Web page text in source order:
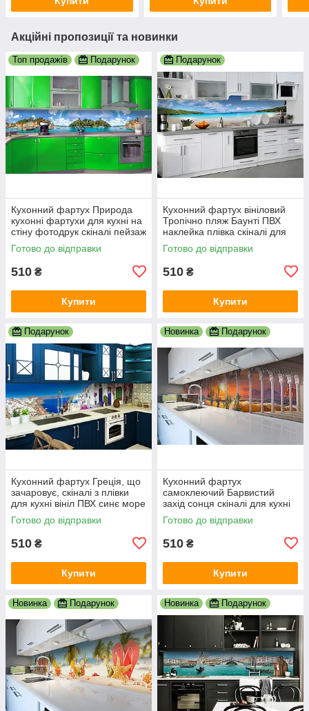
Акційні пропозиції та новинки
Топ продажів Подарунок
Кухонний фартух Природа
кухонні фартухи для кухні на
стіну фотодрук скіналі пейзаж
600х2000 мм
Готово до відправки
510 ₴
Купити
Подарунок
Кухонний фартух вініловий
Тропічно пляж Баунті ПВХ
наклейка плівка скіналі для
кухні блакитний 600х2000 мм
Готово до відправки
510 ₴
Купити
Подарунок
Кухонний фартух Греція, що
зачаровує, скіналі з плівки
для кухні вініл ПВХ синє море
білі будинки 600х2000 мм
Готово до відправки
510 ₴
Купити
Новинка Подарунок
Кухонний фартух
самоклеючий Барвистий
захід сонця скіналі для кухні
наклейка ПВХ колони море
корабель 600х2000 мм
Готово до відправки
510 ₴
Купити
Новинка Подарунок Новинка Подарунок